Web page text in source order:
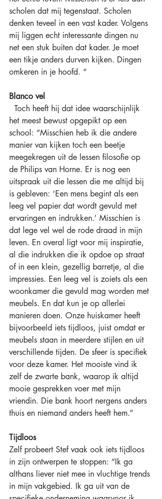
scholen dat mij tegenstaat. Scholen
denken teveel in een vast kader. Volgens
mij liggen echt interessante dingen nu
net een stuk buiten dat kader. Je moet
een tikje anders durven kijken. Dingen
omkeren in je hoofd. “
Blanco vel
het meest bewust opgepikt op een
school: “Misschien heb ik die andere
manier van kijken toch een beetje
meegekregen uit de lessen filosofie op
de Philips van Horne. Er is nog een
uitspraak uit die lessen die me altijd bij
is gebleven: ‘Een mens begint als een
leeg vel papier dat wordt gevuld met
ervaringen en indrukken.’ Misschien is
dat lege vel wel de rode draad in mijn
leven. En overal ligt voor mij inspiratie,
al die indrukken die ik opdoe op straat
of in een klein, gezellig barretje, al die
impressies. Een leeg vel is zoiets als een
woonkamer die gevuld mag worden met
meubels. En dat kun je op allerlei
manieren doen. Onze huiskamer heeft
bijvoorbeeld iets tijdloos, juist omdat er
meubels staan in meerdere stijlen en uit
verschillende tijden. De sfeer is specifiek
voor deze kamer. Het mooiste vind ik
zelf de zwarte bank, waarop ik altijd
mooie gesprekken voer met mijn
vriendin. Die bank hoort nergens anders
thuis en niemand anders heeft hem.”
Tijdloos
Zelf probeert Stef vaak ook iets tijdloos
in zijn ontwerpen te stoppen: “Ik ga
althans liever niet mee in vluchtige trends
in mijn vakgebied. Ik ga uit van de